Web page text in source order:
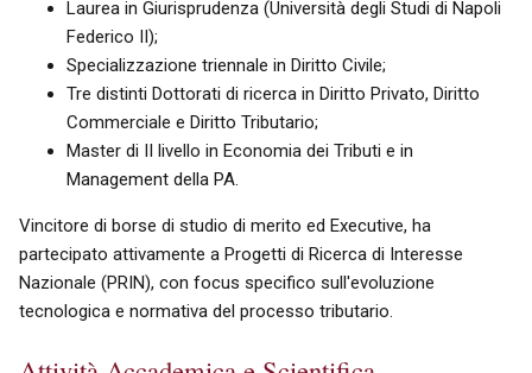
Laurea in Giurisprudenza (Università degli Studi di Napoli
Federico II);
Specializzazione triennale in Diritto Civile;
Tre distinti Dottorati di ricerca in Diritto Privato, Diritto
Commerciale e Diritto Tributario;
Master di II livello in Economia dei Tributi e in
Management della PA.
Vincitore di borse di studio di merito ed Executive, ha
partecipato attivamente a Progetti di Ricerca di Interesse
Nazionale (PRIN), con focus specifico sull'evoluzione
tecnologica e normativa del processo tributario.